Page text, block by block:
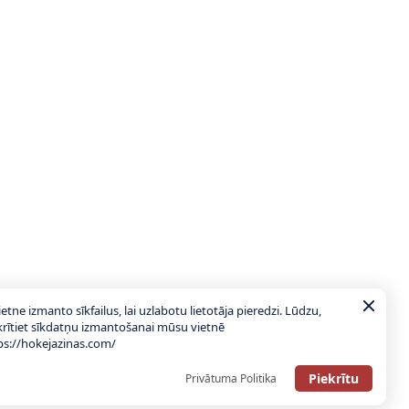
izmanto sīkfailus, lai uzlabotu lietotāja pieredzi. Lūdzu,
sīkdatņu izmantošanai mūsu vietnē
hokejazinas.com/
Privātuma Politika Piekrītu